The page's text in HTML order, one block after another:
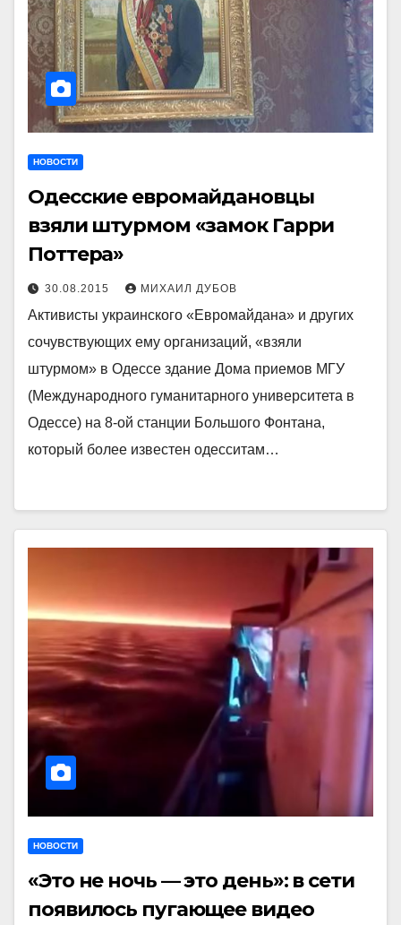
НОВОСТИ
Одесские евромайдановцы
взяли штурмом «замок Гарри
Поттера»
30.08.2015 МИХАИЛ ДУБОВ
Активисты украинского «Евромайдана» и других
сочувствующих ему организаций, «взяли
штурмом» в Одессе здание Дома приемов МГУ
(Международного гуманитарного университета в
Одессе) на 8-ой станции Большого Фонтана,
который более известен одесситам…
НОВОСТИ
«Это не ночь — это день»: в сети
появилось пугающее видео